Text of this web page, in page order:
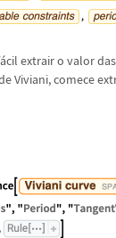
ácil extrair o valor
Viviani, comece